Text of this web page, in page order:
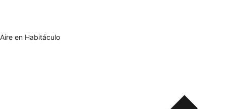
Aire en Habitáculo